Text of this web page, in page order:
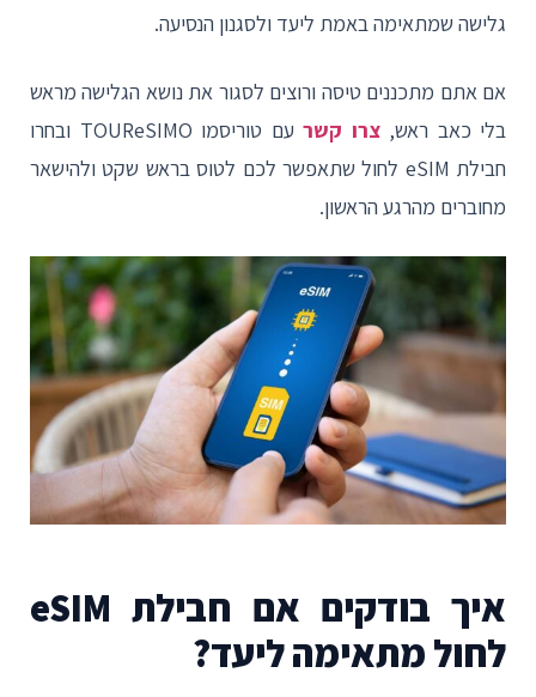
גלישה שמתאימה באמת ליעד ולסגנון הנסיעה.
אם אתם מתכננים טיסה ורוצים לסגור את נושא הגלישה מראש
בלי כאב ראש,צרו קשר
עם טוריסמו TOUReSIMO ובחרו
חבילת eSIM לחול שתאפשר לכם לטוס בראש שקט ולהישאר
מחוברים מהרגע הראשון.
איך בודקים אם חבילת eSIM
לחול מתאימה ליעד?